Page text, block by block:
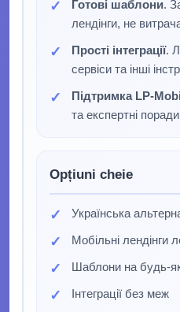
Готові шаблони.
лендінги, не
Прості інтеграції.
сервіси та інші
Підтримка LP-Mobi
та експертні
Opțiuni cheie
Українська
Мобільні лендінги
Шаблони на будь-
Інтеграції без меж